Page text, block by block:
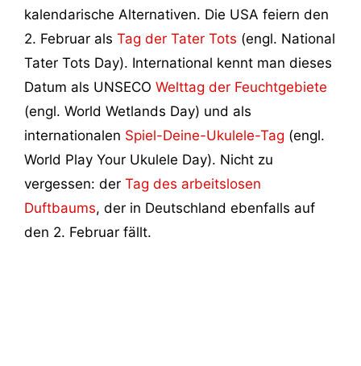
kalendarische Alternativen. Die USA feiern den
2. Februar als Tag der Tater Tots (engl. National
Tater Tots Day). International kennt man dieses
Datum als UNSECO Welttag der Feuchtgebiete
(engl. World Wetlands Day) und als
internationalen Spiel-Deine-Ukulele-Tag (engl.
World Play Your Ukulele Day). Nicht zu
vergessen: der Tag des arbeitslosen
Duftbaums, der in Deutschland ebenfalls auf
den 2. Februar fällt.